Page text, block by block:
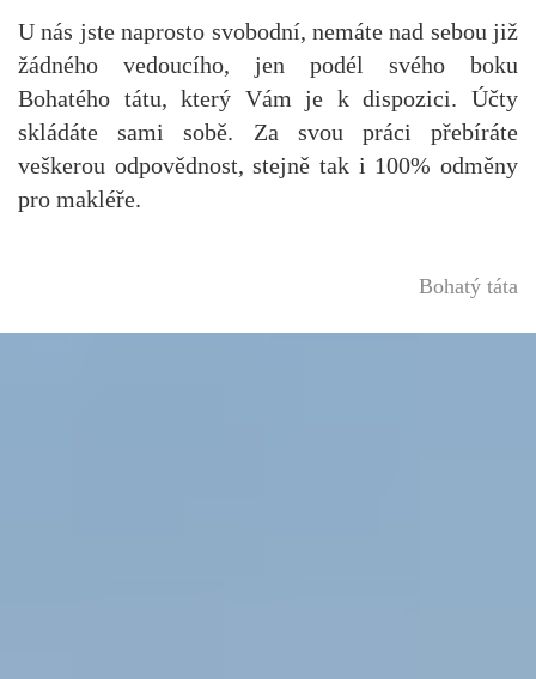
U nás jste naprosto svobodní, nemáte nad sebou již
žádného vedoucího, jen podél svého boku
Bohatého tátu, který Vám je k dispozici. Účty
skládáte sami sobě. Za svou práci přebíráte
veškerou odpovědnost, stejně tak i 100% odměny
pro makléře.
Bohatý táta